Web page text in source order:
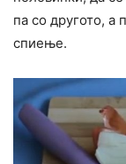
па со другото, а
спиење.